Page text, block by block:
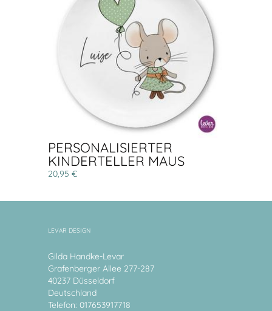
PERSONALISIERTER
KINDERTELLER MAUS
20,95 €
LEVAR DESIGN
Gilda Handke-Levar
Grafenberger Allee 277-287
40237 Düsseldorf
Deutschland
Telefon: 017653917718